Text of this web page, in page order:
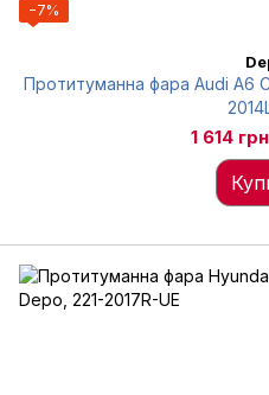
−7%
Протитуманна фара Audi A6
1 614 грн